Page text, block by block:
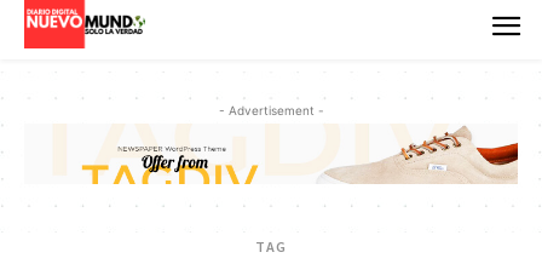
- Advertisement -
TAG